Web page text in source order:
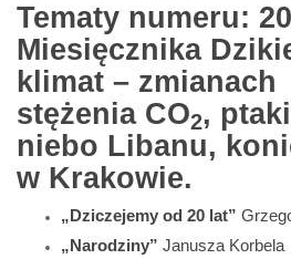
Tematy numeru:
Miesięcznika
klimat – zmianach
stężenia CO2,
niebo Libanu,
w Krakowie.
„Dziczejemy od 20 lat”
„Narodziny” Janusza Korbela